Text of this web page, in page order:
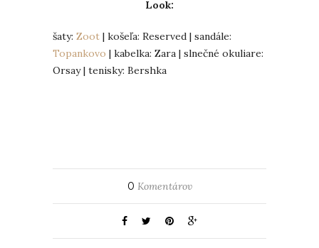
Look:
šaty: Zoot | košeľa: Reserved | sandále:
Topankovo | kabelka: Zara | slnečné okuliare:
Orsay | tenisky: Bershka
0 Komentárov